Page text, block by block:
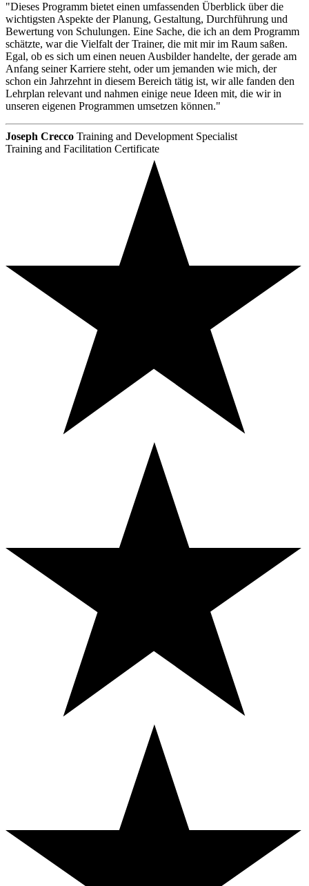
"Dieses Programm bietet einen umfassenden Überblick über die
wichtigsten Aspekte der Planung, Gestaltung, Durchführung und
Bewertung von Schulungen. Eine Sache, die ich an dem Programm
schätzte, war die Vielfalt der Trainer, die mit mir im Raum saßen.
Egal, ob es sich um einen neuen Ausbilder handelte, der gerade am
Anfang seiner Karriere steht, oder um jemanden wie mich, der
schon ein Jahrzehnt in diesem Bereich tätig ist, wir alle fanden den
Lehrplan relevant und nahmen einige neue Ideen mit, die wir in
unseren eigenen Programmen umsetzen können."
Joseph Crecco Training and Development Specialist
Training and Facilitation Certificate